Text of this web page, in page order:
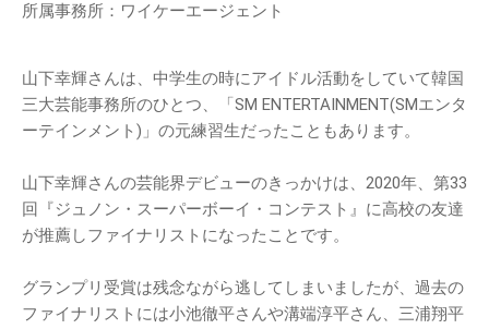
所属事務所：ワイケーエージェント
山下幸輝さんは、中学生の時にアイドル活動をしていて韓国
三大芸能事務所のひとつ、「SM ENTERTAINMENT(SMエンタ
ーテインメント)」の元練習生だったこともあります。
山下幸輝さんの芸能界デビューのきっかけは、2020年、第33
回『ジュノン・スーパーボーイ・コンテスト』に高校の友達
が推薦しファイナリストになったことです。
グランプリ受賞は残念ながら逃してしまいましたが、過去の
ファイナリストには小池徹平さんや溝端淳平さん、三浦翔平